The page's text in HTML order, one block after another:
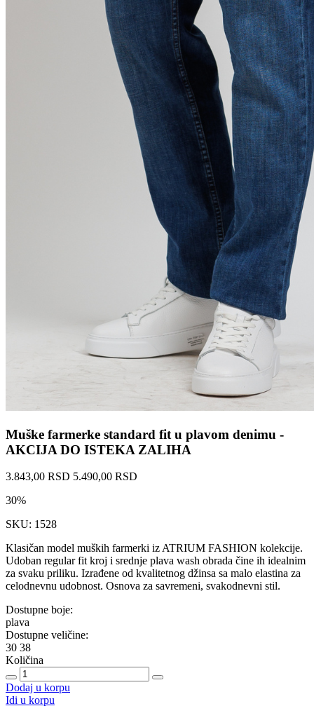
Muške farmerke standard fit u plavom denimu -
AKCIJA DO ISTEKA ZALIHA
3.843,00 RSD 5.490,00 RSD
30%
SKU: 1528
Klasičan model muških farmerki iz ATRIUM FASHION kolekcije.
Udoban regular fit kroj i srednje plava wash obrada čine ih idealnim
za svaku priliku. Izrađene od kvalitetnog džinsa sa malo elastina za
celodnevnu udobnost. Osnova za savremeni, svakodnevni stil.
Dostupne boje:
plava
Dostupne veličine:
30 38
Količina
Dodaj u korpu
Idi u korpu